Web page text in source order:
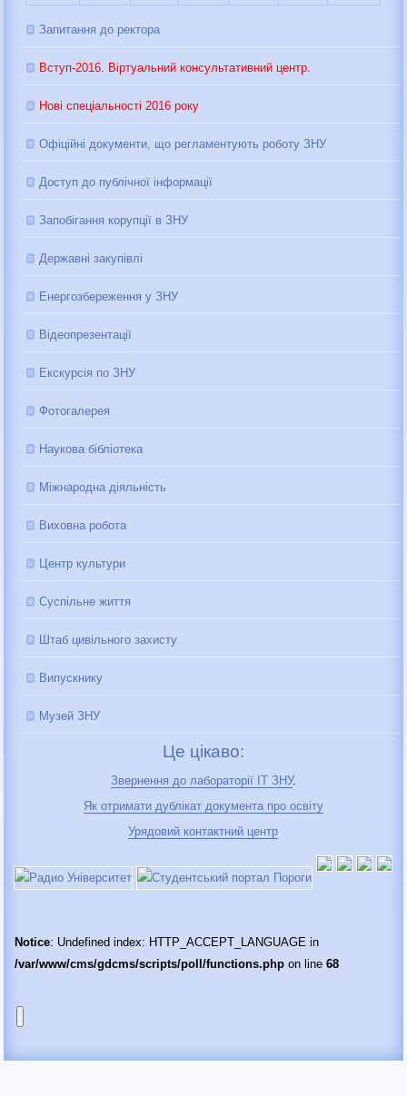
Запитання до ректора
Вступ-2016. Віртуальний консультативний центр.
Нові спеціальності 2016 року
Офіційні документи, що регламентують роботу ЗНУ
Доступ до публічної інформації
Запобігання корупції в ЗНУ
Державні закупівлі
Енергозбереження у ЗНУ
Відеопрезентації
Екскурсія по ЗНУ
Фотогалерея
Наукова бібліотека
Міжнародна діяльність
Виховна робота
Центр культури
Суспільне життя
Штаб цивільного захисту
Випускнику
Музей ЗНУ
Це цікаво:
Звернення до лабораторії IT ЗНУ.
Як отримати дублікат документа про освіту
Урядовий контактний центр
Notice: Undefined index: HTTP_ACCEPT_LANGUAGE in
/var/www/cms/gdcms/scripts/poll/functions.php on line68